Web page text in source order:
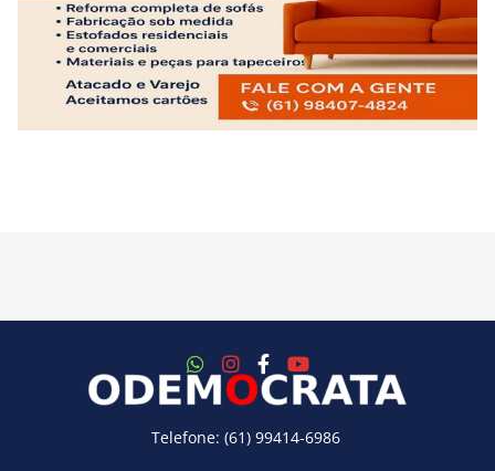
Telefone: (61) 99414-6986